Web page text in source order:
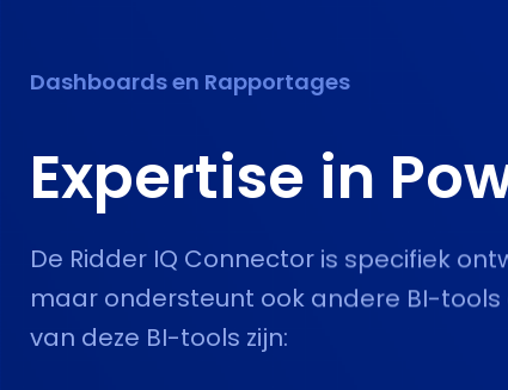
Dashboards en Rapportages
Expertise in
De Ridder IQ Connector is specifiek
maar ondersteunt ook andere BI-tools
van deze BI-tools zijn: